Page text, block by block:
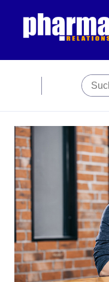
Premiumpartner
Jubiläum
Newsletter
Mediadaten
Themen